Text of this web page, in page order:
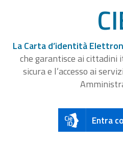
La Carta d’identità
che garantisce ai cittadini
sicura e l’accesso ai
Entra